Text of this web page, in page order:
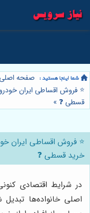
صفحه اصلی
⭐️ فروش اقساطی ایران
قسطی ❓ »
⭐️ فروش اقساطی ایران
خرید قسطی ❓
در شرایط اقتصادی
اصلی خانواده‌ها